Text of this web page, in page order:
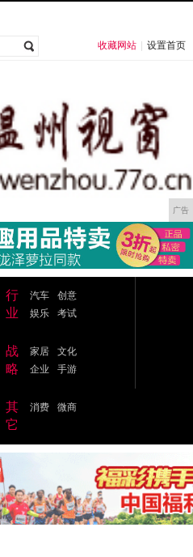
收藏网站 设置首页
广告
行
业
汽车
创意
娱乐
考试
战
略
家居
文化
企业
手游
其
它
消费 微商